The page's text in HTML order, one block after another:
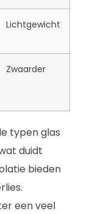
Lichtgewicht
Zwaarder
typen glas
duidt
bieden
een veel